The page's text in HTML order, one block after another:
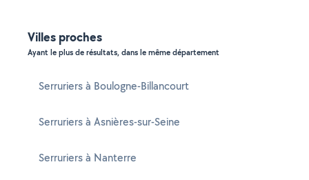
Villes proches
Ayant le plus de résultats, dans le même département
Serruriers à Boulogne-Billancourt
Serruriers à Asnières-sur-Seine
Serruriers à Nanterre